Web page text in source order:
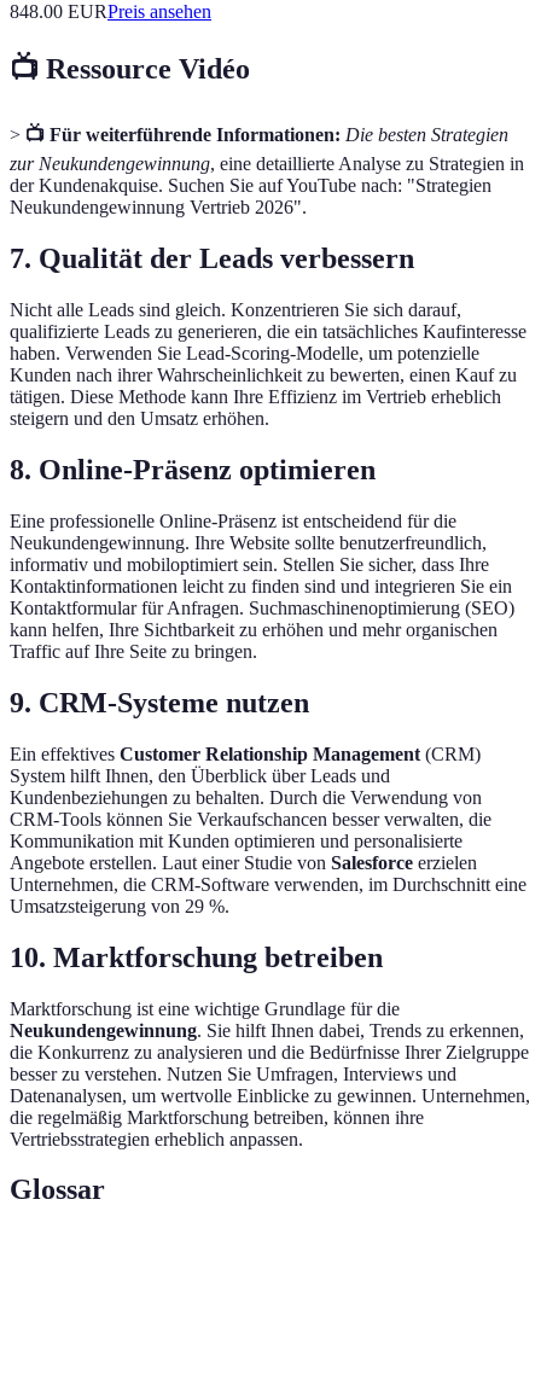
848.00 EURPreis ansehen
📺 Ressource Vidéo
> 📺 Für weiterführende Informationen: Die besten Strategien
zur Neukundengewinnung, eine detaillierte Analyse zu Strategien in
der Kundenakquise. Suchen Sie auf YouTube nach: "Strategien
Neukundengewinnung Vertrieb 2026".
7. Qualität der Leads verbessern
Nicht alle Leads sind gleich. Konzentrieren Sie sich darauf,
qualifizierte Leads zu generieren, die ein tatsächliches Kaufinteresse
haben. Verwenden Sie Lead-Scoring-Modelle, um potenzielle
Kunden nach ihrer Wahrscheinlichkeit zu bewerten, einen Kauf zu
tätigen. Diese Methode kann Ihre Effizienz im Vertrieb erheblich
steigern und den Umsatz erhöhen.
8. Online-Präsenz optimieren
Eine professionelle Online-Präsenz ist entscheidend für die
Neukundengewinnung. Ihre Website sollte benutzerfreundlich,
informativ und mobiloptimiert sein. Stellen Sie sicher, dass Ihre
Kontaktinformationen leicht zu finden sind und integrieren Sie ein
Kontaktformular für Anfragen. Suchmaschinenoptimierung (SEO)
kann helfen, Ihre Sichtbarkeit zu erhöhen und mehr organischen
Traffic auf Ihre Seite zu bringen.
9. CRM-Systeme nutzen
Ein effektives Customer Relationship Management (CRM)
System hilft Ihnen, den Überblick über Leads und
Kundenbeziehungen zu behalten. Durch die Verwendung von
CRM-Tools können Sie Verkaufschancen besser verwalten, die
Kommunikation mit Kunden optimieren und personalisierte
Angebote erstellen. Laut einer Studie von Salesforce erzielen
Unternehmen, die CRM-Software verwenden, im Durchschnitt eine
Umsatzsteigerung von 29 %.
10. Marktforschung betreiben
Marktforschung ist eine wichtige Grundlage für die
Neukundengewinnung. Sie hilft Ihnen dabei, Trends zu erkennen,
die Konkurrenz zu analysieren und die Bedürfnisse Ihrer Zielgruppe
besser zu verstehen. Nutzen Sie Umfragen, Interviews und
Datenanalysen, um wertvolle Einblicke zu gewinnen. Unternehmen,
die regelmäßig Marktforschung betreiben, können ihre
Vertriebsstrategien erheblich anpassen.
Glossar